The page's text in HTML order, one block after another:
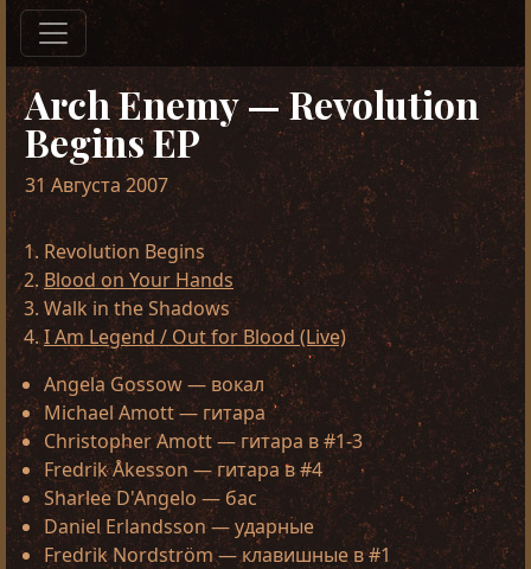
Arch Enemy — Revolution
Begins EP
31 Августа 2007
Revolution Begins
Blood on Your Hands
Walk in the Shadows
I Am Legend / Out for Blood (Live)
Angela Gossow — вокал
Michael Amott — гитара
Christopher Amott — гитара в #1-3
Fredrik Åkesson — гитара в #4
Sharlee D'Angelo — бас
Daniel Erlandsson — ударные
Fredrik Nordström — клавишные в #1